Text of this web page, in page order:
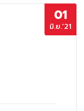
01
มิ.ย.’21